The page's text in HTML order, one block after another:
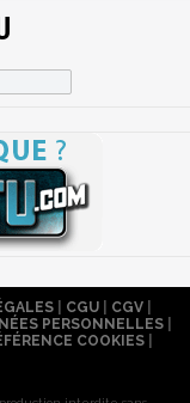
| CGU| CGV|
PERSONNELLES
COOKIES